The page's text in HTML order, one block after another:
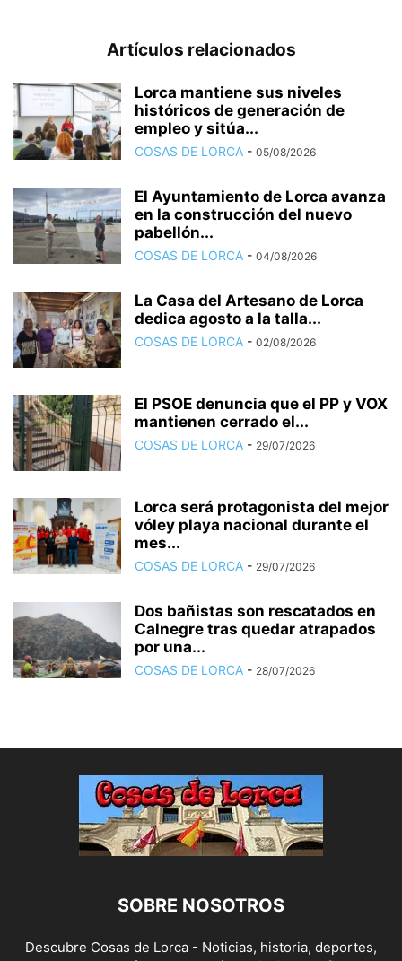
Artículos relacionados
Lorca mantiene sus niveles
históricos de generación de
empleo y sitúa...
COSAS DE LORCA - 05/08/2026
El Ayuntamiento de Lorca avanza
en la construcción del nuevo
pabellón...
COSAS DE LORCA - 04/08/2026
La Casa del Artesano de Lorca
dedica agosto a la talla...
COSAS DE LORCA - 02/08/2026
El PSOE denuncia que el PP y VOX
mantienen cerrado el...
COSAS DE LORCA - 29/07/2026
Lorca será protagonista del mejor
vóley playa nacional durante el
mes...
COSAS DE LORCA - 29/07/2026
Dos bañistas son rescatados en
Calnegre tras quedar atrapados
por una...
COSAS DE LORCA - 28/07/2026
SOBRE NOSOTROS
Descubre Cosas de Lorca - Noticias, historia, deportes,